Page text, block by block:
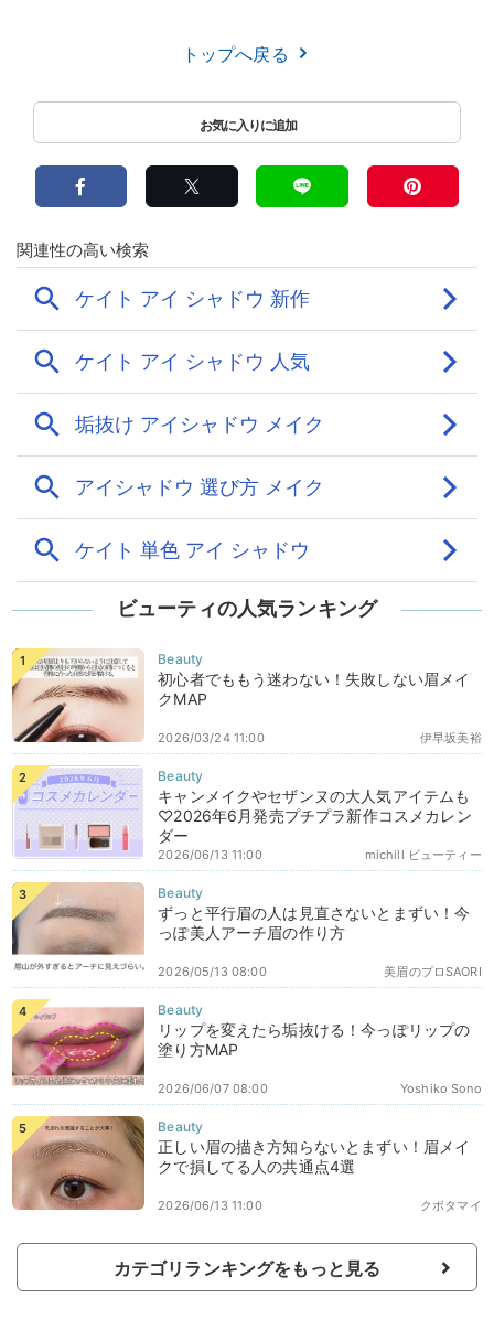
トップへ戻る
ビューティの人気ランキング
初心者でももう迷わない！失敗しない眉メイ
クMAP
伊早坂美裕
2026/03/24 11:00
キャンメイクやセザンヌの大人気アイテムも
♡2026年6月発売プチプラ新作コスメカレン
ダー
michill ビューティー
2026/06/13 11:00
ずっと平行眉の人は見直さないとまずい！今
っぽ美人アーチ眉の作り方
美眉のプロSAORI
2026/05/13 08:00
リップを変えたら垢抜ける！今っぽリップの
塗り方MAP
Yoshiko Sono
2026/06/07 08:00
正しい眉の描き方知らないとまずい！眉メイ
クで損してる人の共通点4選
クボタマイ
2026/06/13 11:00
カテゴリランキングをもっと見る